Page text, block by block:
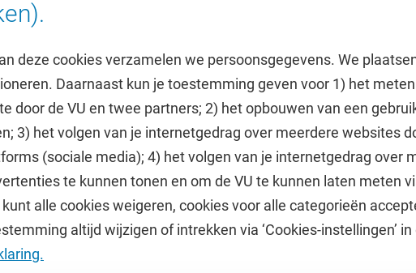
deze cookies verzamelen we persoonsgegevens. We
Daarnaast kun je toestemming geven voor 1) het
door de VU en twee partners; 2) het opbouwen van een
3) het volgen van je internetgedrag over meerdere websites
(sociale media); 4) het volgen van je internetgedrag over
te kunnen tonen en om de VU te kunnen laten meten
alle cookies weigeren, cookies voor alle categorieën
altijd wijzigen of intrekken via ‘Cookies-instellingen’
Studie
Academische jaarkalender
Studiegids
Doneer aan
VU Magazine